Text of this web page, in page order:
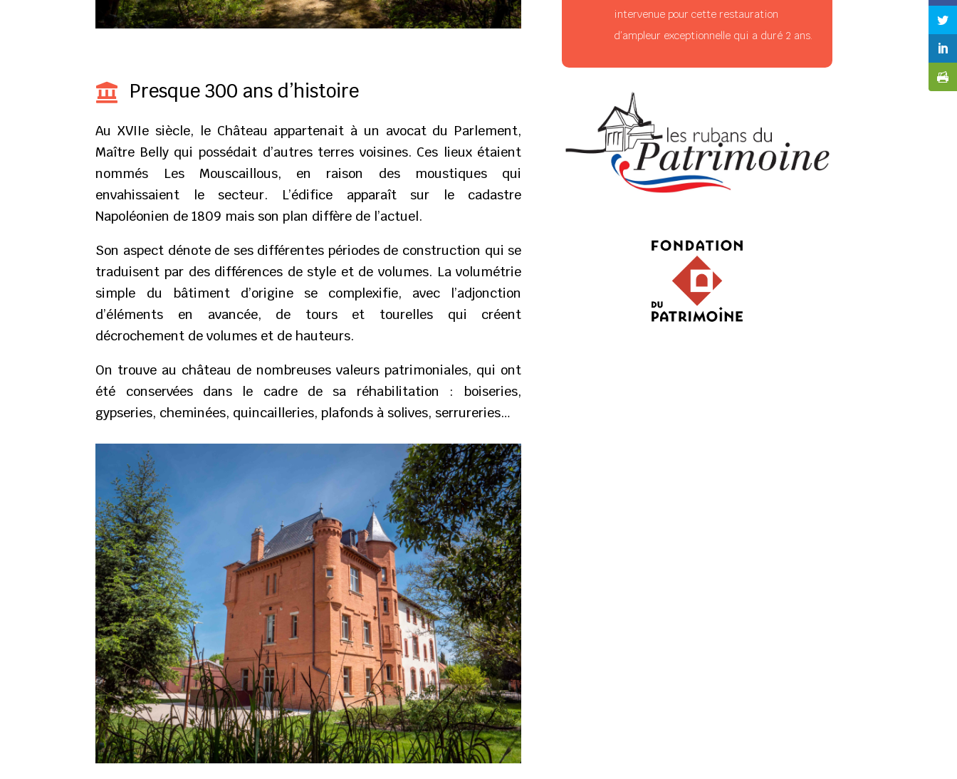
 Presque 300 ans d’histoire
Au XVIIe siècle, le Château appartenait à un avocat du Parlement,
Maître Belly qui possédait d’autres terres voisines. Ces lieux étaient
nommés Les Mouscaillous, en raison des moustiques qui
envahissaient le secteur. L’édifice apparaît sur le cadastre
Napoléonien de 1809 mais son plan diffère de l’actuel.
Son aspect dénote de ses différentes périodes de construction qui se
traduisent par des différences de style et de volumes. La volumétrie
simple du bâtiment d’origine se complexifie, avec l’adjonction
d’éléments en avancée, de tours et tourelles qui créent
décrochement de volumes et de hauteurs.
On trouve au château de nombreuses valeurs patrimoniales, qui ont
été conservées dans le cadre de sa réhabilitation : boiseries,
gypseries, cheminées, quincailleries, plafonds à solives, serrureries…
intervenue pour cette restauration
d’ampleur exceptionnelle qui a duré 2 ans.